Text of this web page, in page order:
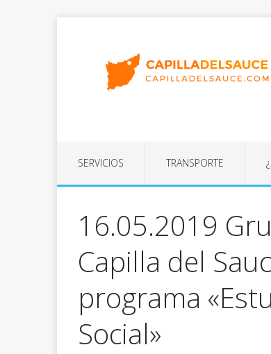
SERVICIOS TRANSPORTE
16.05.2019
Capilla del
programa
Social»